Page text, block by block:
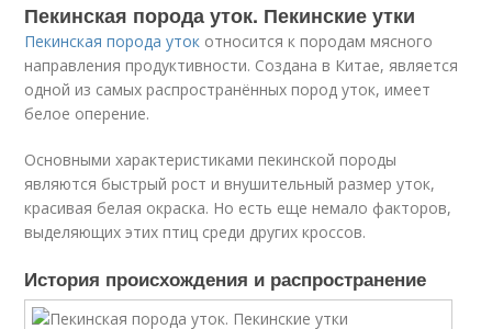
Пекинская порода уток. Пекинские утки
Пекинская порода уток относится к породам мясного
направления продуктивности. Создана в Китае, является
одной из самых распространённых пород уток, имеет
белое оперение.
Основными характеристиками пекинской породы
являются быстрый рост и внушительный размер уток,
красивая белая окраска. Но есть еще немало факторов,
выделяющих этих птиц среди других кроссов.
История происхождения и распространение